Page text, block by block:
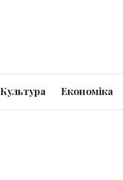
Культура Економіка